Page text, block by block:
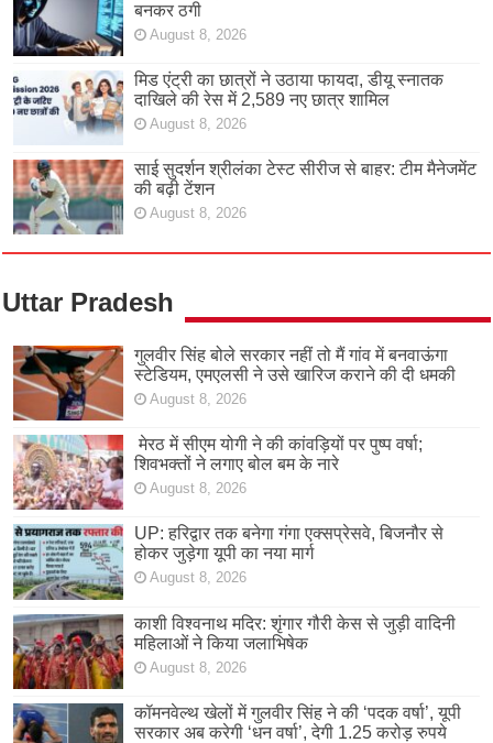
बनकर ठगी
August 8, 2026
मिड एंट्री का छात्रों ने उठाया फायदा, डीयू स्नातक
दाखिले की रेस में 2,589 नए छात्र शामिल
August 8, 2026
साई सुदर्शन श्रीलंका टेस्ट सीरीज से बाहर: टीम मैनेजमेंट
की बढ़ी टेंशन
August 8, 2026
Uttar Pradesh
गुलवीर सिंह बोले सरकार नहीं तो मैं गांव में बनवाऊंगा
स्टेडियम, एमएलसी ने उसे खारिज कराने की दी धमकी
August 8, 2026
मेरठ में सीएम योगी ने की कांवड़ियों पर पुष्प वर्षा;
शिवभक्तों ने लगाए बोल बम के नारे
August 8, 2026
UP: हरिद्वार तक बनेगा गंगा एक्सप्रेसवे, बिजनौर से
होकर जुड़ेगा यूपी का नया मार्ग
August 8, 2026
काशी विश्वनाथ मदिर: शृंगार गौरी केस से जुड़ी वादिनी
महिलाओं ने किया जलाभिषेक
August 8, 2026
कॉमनवेल्थ खेलों में गुलवीर सिंह ने की ‘पदक वर्षा’, यूपी
सरकार अब करेगी ‘धन वर्षा’, देगी 1.25 करोड़ रुपये